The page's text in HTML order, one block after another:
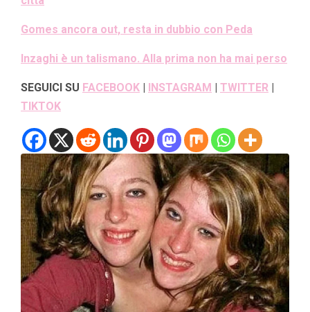
Gomes ancora out, resta in dubbio con Peda
Inzaghi è un talismano. Alla prima non ha mai perso
SEGUICI SU FACEBOOK | INSTAGRAM | TWITTER |
TIKTOK